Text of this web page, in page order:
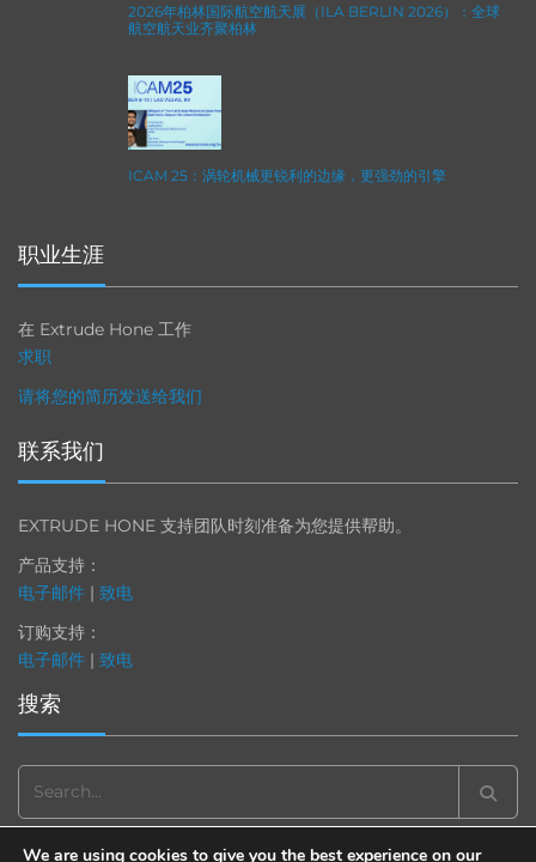
2026年柏林国际航空航天展（ILA BERLIN 2026）：全球
航空航天业齐聚柏林
ICAM 25：涡轮机械更锐利的边缘，更强劲的引擎
职业生涯
在 Extrude Hone 工作
求职
请将您的简历发送给我们
联系我们
EXTRUDE HONE 支持团队时刻准备为您提供帮助。
产品支持：
电子邮件 | 致电
订购支持：
电子邮件 | 致电
搜索
Search
for:
We are using cookies to give you the best experience on our